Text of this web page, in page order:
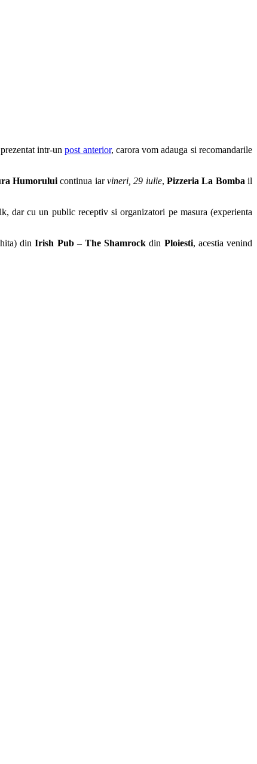
intr-unpost anterior, carora vom adauga si recomandarile
Humoruluicontinua iarvineri, 29 iulie, Pizzeria La Bomba il
dar cu un public receptiv si organizatori pe masura (experienta
dinIrish Pub – The Shamrockdin Ploiesti, acestia venind